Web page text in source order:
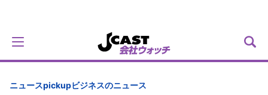
ニュースpickupビジネスのニュース